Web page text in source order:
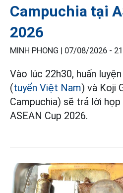
Campuchia tại
2026
MINH PHONG | 07/08/2026 -
Vào lúc 22h30, huấn
(tuyển Việt Nam) và Koji
Campuchia) sẽ trả lời
ASEAN Cup 2026.